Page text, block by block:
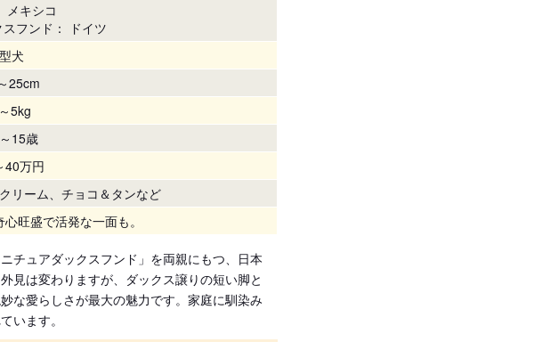
メキシコ
フンド： ドイツ
犬
25cm
5kg
15歳
40万円
リーム、チョコ＆タンなど
旺盛で活発な一面も。
チュアダックスフンド」を両親にもつ、日本
見は変わりますが、ダックス譲りの短い脚と
な愛らしさが最大の魅力です。家庭に馴染み
います。